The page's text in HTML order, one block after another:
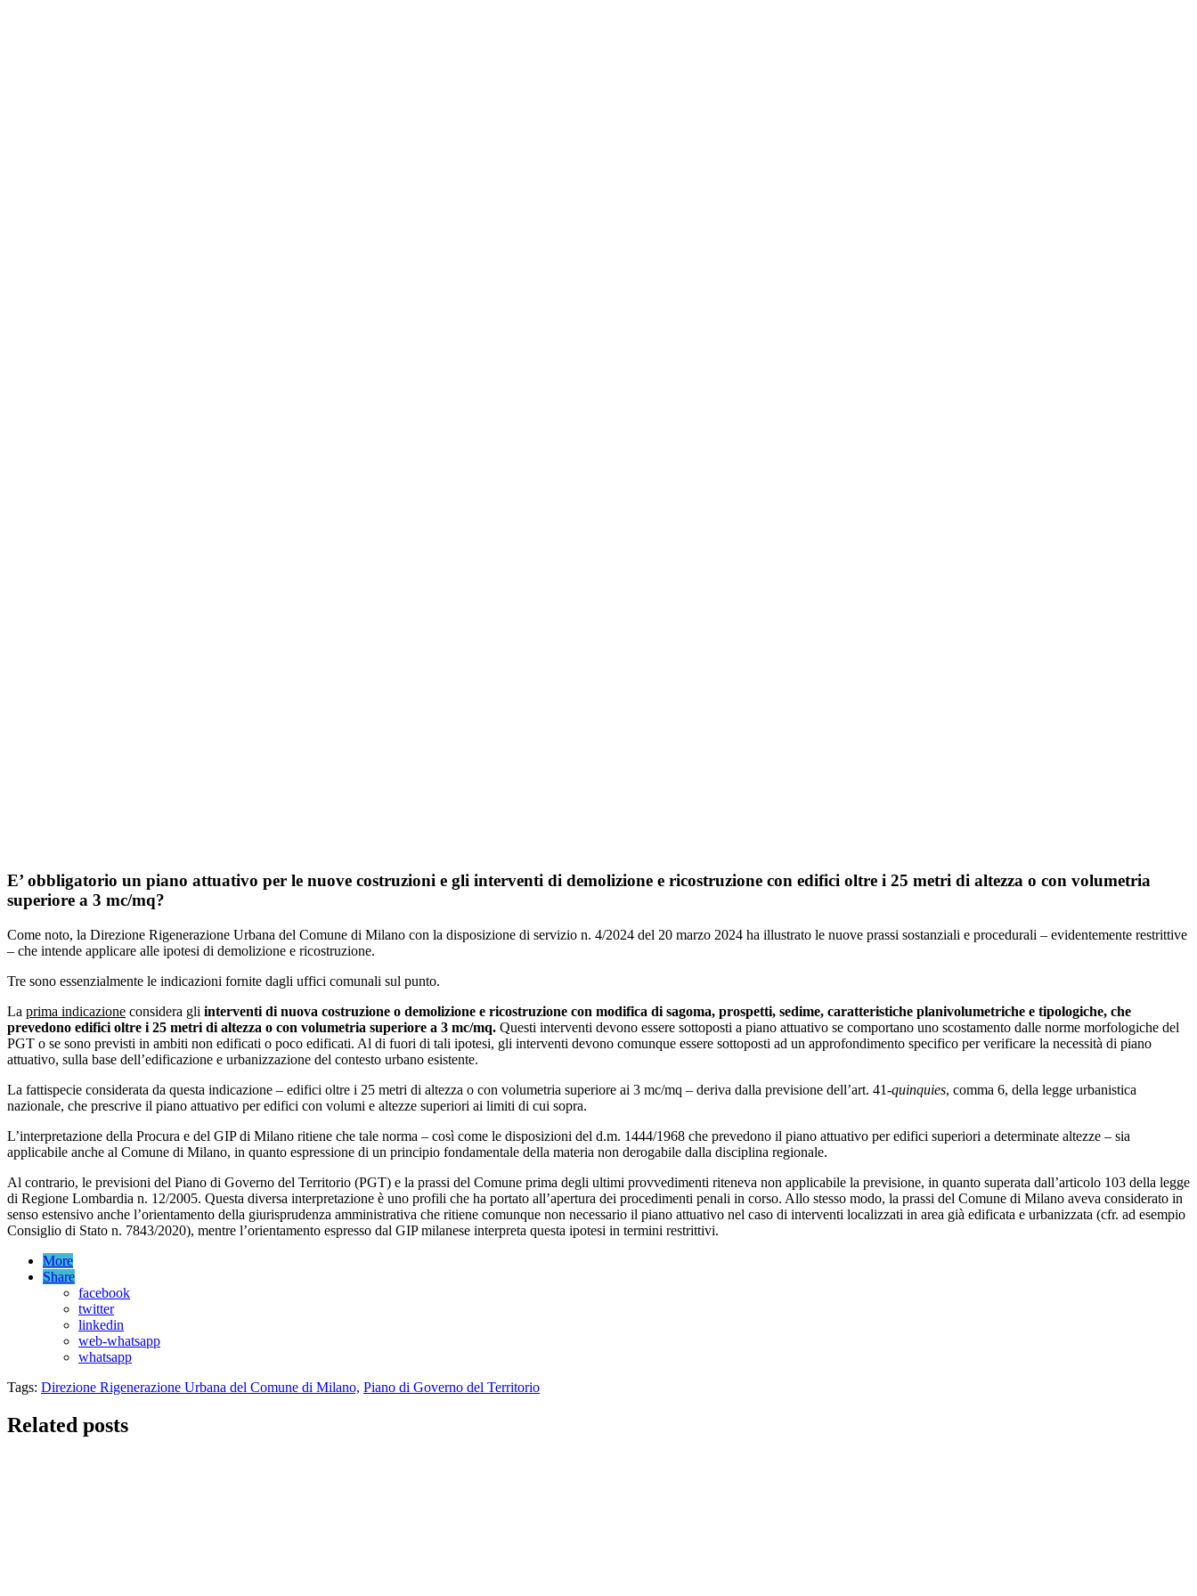
E’ obbligatorio un piano attuativo per le nuove costruzioni e gli interventi di demolizione e ricostruzione con edifici oltre i 25 metri di altezza o con volumetria
superiore a 3 mc/mq?
Come noto, la Direzione Rigenerazione Urbana del Comune di Milano con la disposizione di servizio n. 4/2024 del 20 marzo 2024 ha illustrato le nuove prassi sostanziali e procedurali – evidentemente restrittive
– che intende applicare alle ipotesi di demolizione e ricostruzione.
Tre sono essenzialmente le indicazioni fornite dagli uffici comunali sul punto.
La prima indicazione considera gli interventi di nuova costruzione o demolizione e ricostruzione con modifica di sagoma, prospetti, sedime, caratteristiche planivolumetriche e tipologiche, che
prevedono edifici oltre i 25 metri di altezza o con volumetria superiore a 3 mc/mq. Questi interventi devono essere sottoposti a piano attuativo se comportano uno scostamento dalle norme morfologiche del
PGT o se sono previsti in ambiti non edificati o poco edificati. Al di fuori di tali ipotesi, gli interventi devono comunque essere sottoposti ad un approfondimento specifico per verificare la necessità di piano
attuativo, sulla base dell’edificazione e urbanizzazione del contesto urbano esistente.
La fattispecie considerata da questa indicazione – edifici oltre i 25 metri di altezza o con volumetria superiore ai 3 mc/mq – deriva dalla previsione dell’art. 41-quinquies, comma 6, della legge urbanistica
nazionale, che prescrive il piano attuativo per edifici con volumi e altezze superiori ai limiti di cui sopra.
L’interpretazione della Procura e del GIP di Milano ritiene che tale norma – così come le disposizioni del d.m. 1444/1968 che prevedono il piano attuativo per edifici superiori a determinate altezze – sia
applicabile anche al Comune di Milano, in quanto espressione di un principio fondamentale della materia non derogabile dalla disciplina regionale.
Al contrario, le previsioni del Piano di Governo del Territorio (PGT) e la prassi del Comune prima degli ultimi provvedimenti riteneva non applicabile la previsione, in quanto superata dall’articolo 103 della legge
di Regione Lombardia n. 12/2005. Questa diversa interpretazione è uno profili che ha portato all’apertura dei procedimenti penali in corso. Allo stesso modo, la prassi del Comune di Milano aveva considerato in
senso estensivo anche l’orientamento della giurisprudenza amministrativa che ritiene comunque non necessario il piano attuativo nel caso di interventi localizzati in area già edificata e urbanizzata (cfr. ad esempio
Consiglio di Stato n. 7843/2020), mentre l’orientamento espresso dal GIP milanese interpreta questa ipotesi in termini restrittivi.
More
Share
facebook
twitter
linkedin
web-whatsapp
whatsapp
Tags: Direzione Rigenerazione Urbana del Comune di Milano, Piano di Governo del Territorio
Related posts